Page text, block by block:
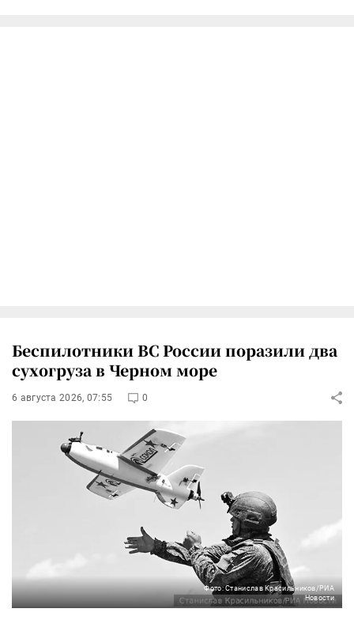
Беспилотники ВС России поразили два
сухогруза в Черном море
6 августа 2026, 07:55 0
Фото: Станислав Красильников/РИА
Новости